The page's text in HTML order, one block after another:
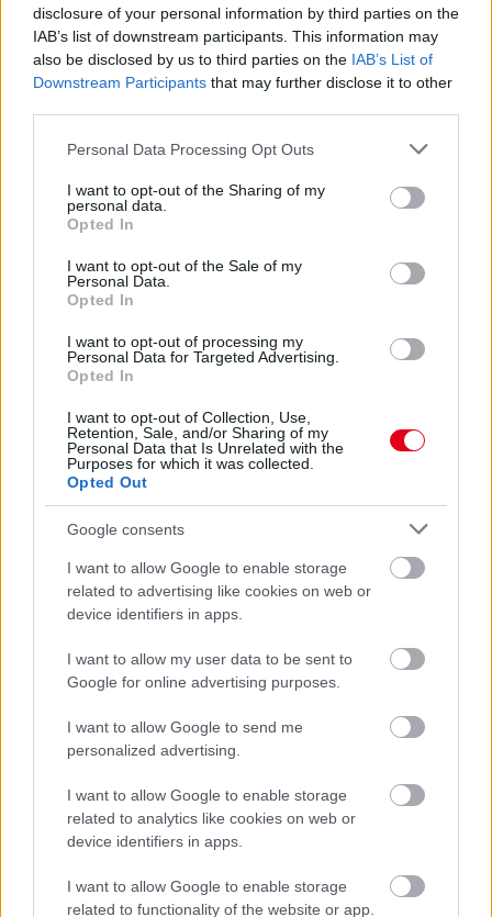
disclosure of your personal information by third parties on the
IAB’s list of downstream participants. This information may
also be disclosed by us to third parties on the IAB’s List of
Downstream Participants that may further disclose it to other
Please note that this website/app uses one or more Google
not limited to your visit or usage behaviour. You may click to
grant or deny consent to Google and its third-party tags to
use your data for below specified purposes in below Google
consent section.
Personal Data Processing Opt Outs
I want to opt-out of the Sharing of my
personal data.
Opted In
I want to opt-out of the Sale of my
Personal Data.
Opted In
I want to opt-out of processing my
Personal Data for Targeted Advertising.
Opted In
I want to opt-out of Collection, Use,
Retention, Sale, and/or Sharing of my
Personal Data that Is Unrelated with the
Purposes for which it was collected.
Opted Out
Google consents
I want to allow Google to enable storage
related to advertising like cookies on web or
device identifiers in apps.
I want to allow my user data to be sent to
Google for online advertising purposes.
I want to allow Google to send me
personalized advertising.
I want to allow Google to enable storage
related to analytics like cookies on web or
device identifiers in apps.
I want to allow Google to enable storage
related to functionality of the website or app.
Hakkinen megtartaná a Norris-Piastri párost a
McLarennél, nem borítaná fel Verstappenért
Megvan, mikor kezdődik az F1-es Bahreini Nagydíj
Malajziában
2 napja
Ilyen lehet a jövő F1-es szabályrendszere Domenicali